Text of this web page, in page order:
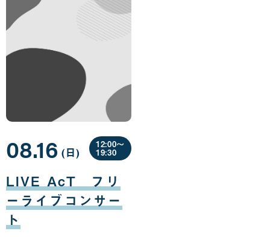
LIVE AcT フリ
ーライブコンサー
ト
08.16
月
16
日
(日曜
日
)
12:00〜
19:30